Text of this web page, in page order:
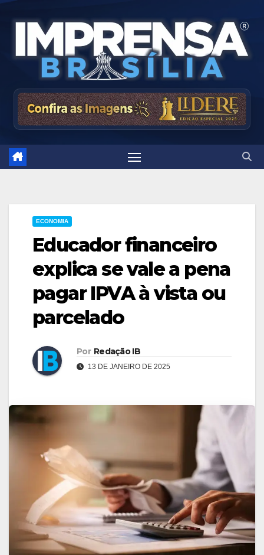
ECONOMIA
Educador financeiro
explica se vale a pena
pagar IPVA à vista ou
parcelado
Por Redação IB
13 DE JANEIRO DE 2025